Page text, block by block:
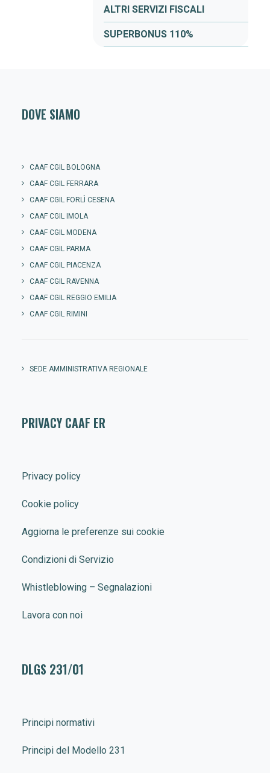
ALTRI SERVIZI FISCALI
SUPERBONUS 110%
DOVE SIAMO
CAAF CGIL BOLOGNA
CAAF CGIL FERRARA
CAAF CGIL FORLÌ CESENA
CAAF CGIL IMOLA
CAAF CGIL MODENA
CAAF CGIL PARMA
CAAF CGIL PIACENZA
CAAF CGIL RAVENNA
CAAF CGIL REGGIO EMILIA
CAAF CGIL RIMINI
SEDE AMMINISTRATIVA REGIONALE
PRIVACY CAAF ER
Privacy policy
Cookie policy
Aggiorna le preferenze sui cookie
Condizioni di Servizio
Whistleblowing – Segnalazioni
Lavora con noi
DLGS 231/01
Principi normativi
Principi del Modello 231